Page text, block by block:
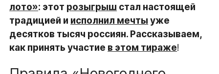
лото»: этот розыгрыш стал настоящей
традицией и исполнил мечты уже
десятков тысяч россиян. Рассказываем,
как принять участие в этом тираже!